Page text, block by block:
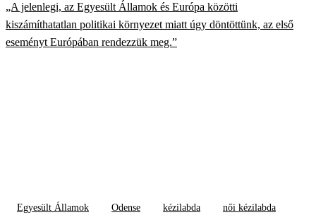
„A jelenlegi, az Egyesült Államok és Európa közötti
kiszámíthatatlan politikai környezet miatt úgy döntöttünk, az első
eseményt Európában rendezzük meg.”
Egyesült Államok Odense kézilabda női kézilabda